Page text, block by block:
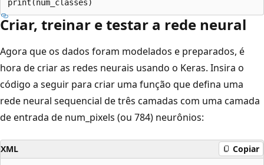
Criar, treinar e testar a rede neural
Agora que os dados foram modelados e preparados, é
hora de criar as redes neurais usando o Keras. Insira o
código a seguir para criar uma função que defina uma
rede neural sequencial de três camadas com uma camada
de entrada de num_pixels (ou 784) neurônios:
XML Copiar